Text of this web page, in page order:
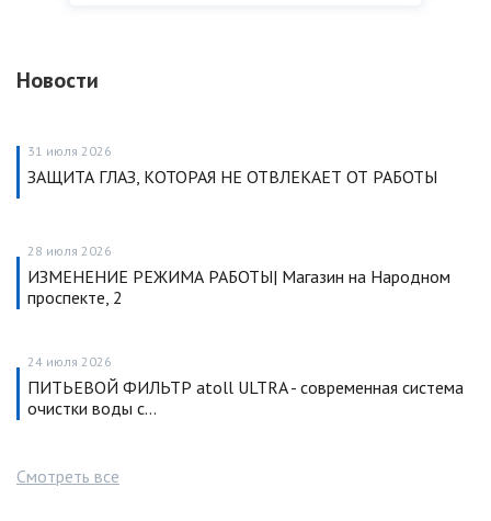
Новости
31 июля 2026
ЗАЩИТА ГЛАЗ, КОТОРАЯ НЕ ОТВЛЕКАЕТ ОТ РАБОТЫ
28 июля 2026
ИЗМЕНЕНИЕ РЕЖИМА РАБОТЫ| Магазин на Народном
проспекте, 2
24 июля 2026
ПИТЬЕВОЙ ФИЛЬТР atoll ULTRA - современная система
очистки воды с…
Смотреть все